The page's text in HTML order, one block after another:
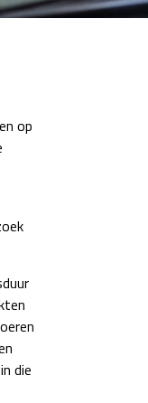
op
die